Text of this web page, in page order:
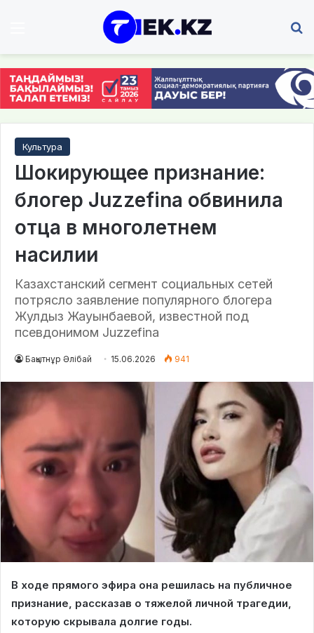
Культура
Шокирующее признание:
блогер Juzzefina обвинила
отца в многолетнем
насилии
Казахстанский сегмент социальных сетей
потрясло заявление популярного блогера
Жулдыз Жауынбаевой, известной под
псевдонимом Juzzefina
Бақытнұр Әлібай 15.06.2026 941
В ходе прямого эфира она решилась на публичное
признание, рассказав о тяжелой личной трагедии,
которую скрывала долгие годы.